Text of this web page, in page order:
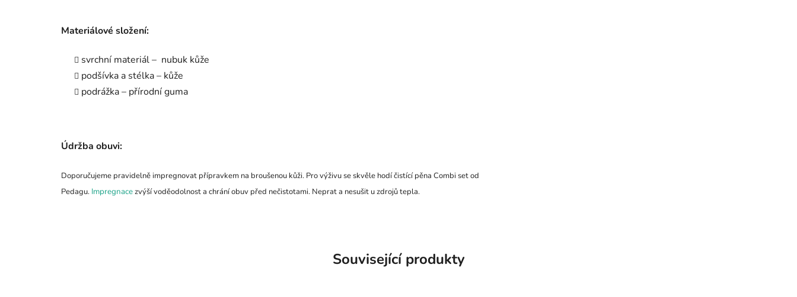
Materiálové složení:
svrchní materiál – nubuk kůže
podšívka a stélka – kůže
podrážka – přírodní guma
Údržba obuvi:
Doporučujeme pravidelně impregnovat přípravkem na broušenou kůži. Pro výživu se skvěle hodí čistící pěna Combi set od
Pedagu. Impregnacezvýší voděodolnost a chrání obuv před nečistotami. Neprat a nesušit u zdrojů tepla.
Související produkty